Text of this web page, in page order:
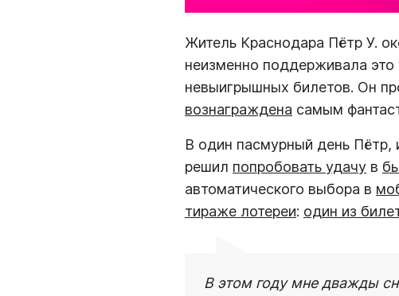
Житель Краснодара Пётр У.
неизменно поддерживала это
невыигрышных билетов. Он
вознаграждена самым
В один пасмурный день Пётр,
решил попробовать удачу в
автоматического выбора в
тираже лотереи: один из
В этом году мне дважды